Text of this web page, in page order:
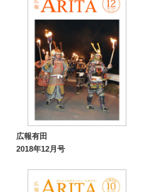
広報有田
2018年12月号